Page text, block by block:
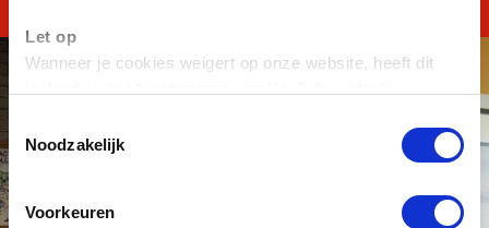
Let op
Wanneer je cookies weigert op onze website, heeft dit
Noodzakelijk
Voorkeuren